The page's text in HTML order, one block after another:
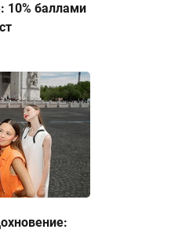
10% баллами